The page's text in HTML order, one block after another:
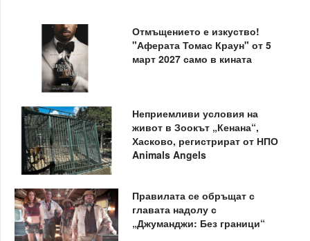
Отмъщението е изкуство!
"Аферата Томас Краун" от 5
март 2027 само в кината
Неприемливи условия на
живот в Зоокът „Кенана“,
Хасково, регистрират от НПО
Animals Angels
Правилата се обръщат с
главата надолу с
„Джуманджи: Без граници“